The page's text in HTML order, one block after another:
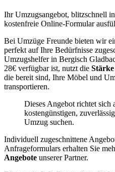
Ihr Umzugsangebot, blitzschnell
kostenfreie Online-Formular
Bei Umzüge Freunde bieten wir
perfekt auf Ihre Bedürfnisse
Umzugshelfer in Bergisch
28€ verfügbar ist, nutzt die Stärke
die bereit sind, Ihre Möbel und
transportieren.
Dieses Angebot richtet sich
kostengünstigen,
Umzug suchen.
Individuell zugeschnittene
Anfrageformulars erhalten Sie
Angebote unserer Partner.